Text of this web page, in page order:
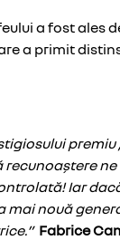
a fost ales
a primit
recunoaștere
Iar
mai nouă
Fabrice